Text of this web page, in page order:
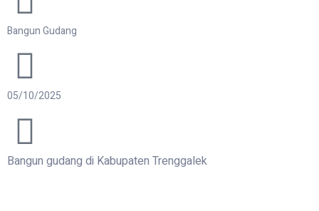
Bangun Gudang
05/10/2025
Bangun gudang di Kabupaten Trenggalek